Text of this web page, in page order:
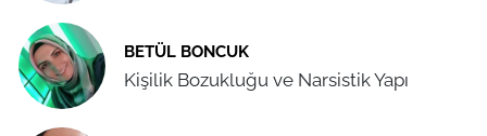
BETÜL BONCUK
Kişilik Bozukluğu ve Narsistik Yapı